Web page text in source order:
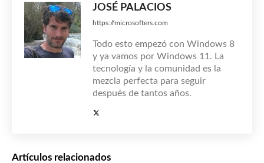
JOSÉ PALACIOS
https://microsofters.com
Todo esto empezó con Windows 8
y ya vamos por Windows 11. La
tecnología y la comunidad es la
mezcla perfecta para seguir
después de tantos años.
Artículos relacionados